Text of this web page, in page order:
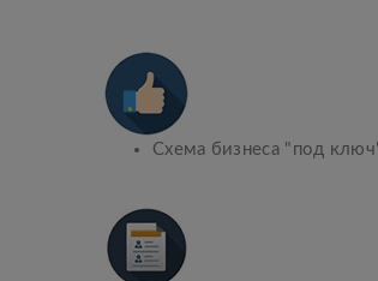
Схема бизнеса "под